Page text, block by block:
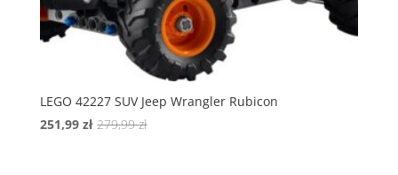
LEGO 42227 SUV Jeep Wrangler Rubicon
279,99złPierwotna
251,99 zł
Aktualna